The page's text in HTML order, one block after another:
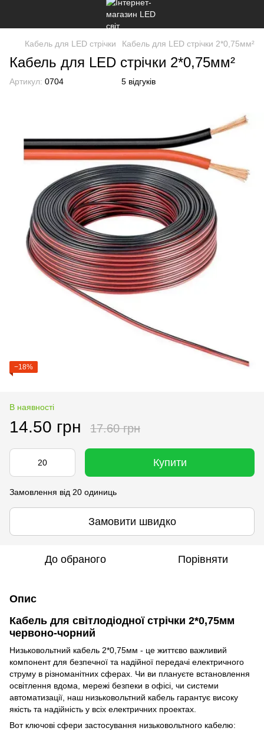
Кабель для LED стрічки Кабель для LED стрічки 2*0,75мм²
Кабель для LED стрічки 2*0,75мм²
Артикул: 0704 5 відгуків
−18%
В наявності
14.50 грн 17.60 грн
Купити
Замовлення від 20 одиниць
Замовити швидко
До обраного Порівняти
Опис
Кабель для світлодіодної стрічки 2*0,75мм
червоно-чорний
Низьковольтний кабель 2*0,75мм - це життєво важливий
компонент для безпечної та надійної передачі електричного
струму в різноманітних сферах. Чи ви плануєте встановлення
освітлення вдома, мережі безпеки в офісі, чи системи
автоматизації, наш низьковольтний кабель гарантує високу
якість та надійність у всіх електричних проектах.
Вот ключові сфери застосування низьковольтного кабелю: